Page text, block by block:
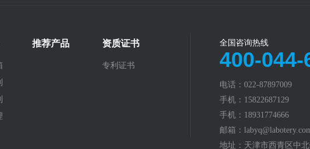
推荐产品 资质证书
专利证书
全国咨询热线
400-044-
电话：022-87897009
手机：15822687129
手机：18931774666
邮箱：
地址：天津市西青区中